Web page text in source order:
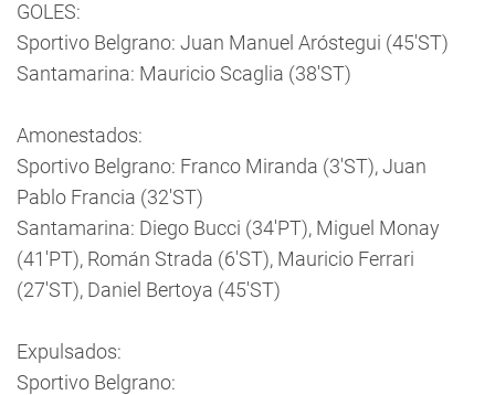
GOLES:
Sportivo Belgrano: Juan Manuel Aróstegui (45'ST)
Santamarina: Mauricio Scaglia (38'ST)
Amonestados:
Sportivo Belgrano: Franco Miranda (3'ST), Juan
Pablo Francia (32'ST)
Santamarina: Diego Bucci (34'PT), Miguel Monay
(41'PT), Román Strada (6'ST), Mauricio Ferrari
(27'ST), Daniel Bertoya (45'ST)
Expulsados:
Sportivo Belgrano: